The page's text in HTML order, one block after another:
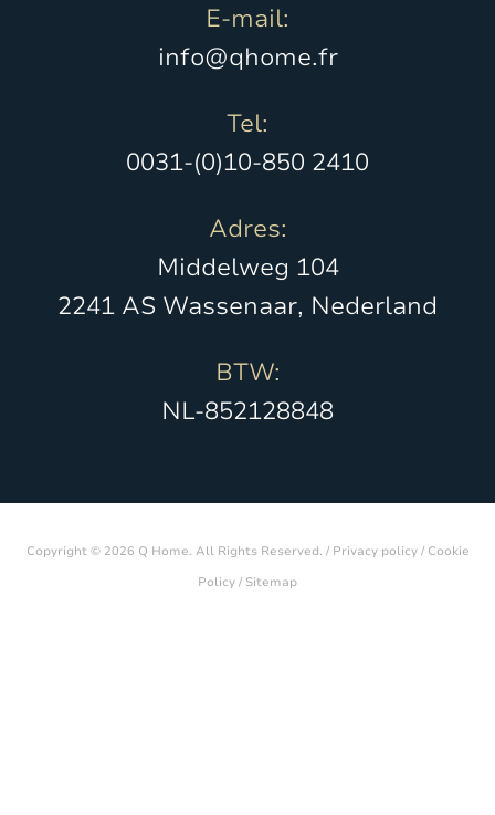
E-mail:
info@qhome.fr
Tel:
0031-(0)10-850 2410
Adres:
Middelweg 104
2241 AS Wassenaar, Nederland
BTW:
NL-852128848
Copyright © 2026 Q Home. All Rights Reserved. / Privacy policy/ Cookie
Policy / Sitemap